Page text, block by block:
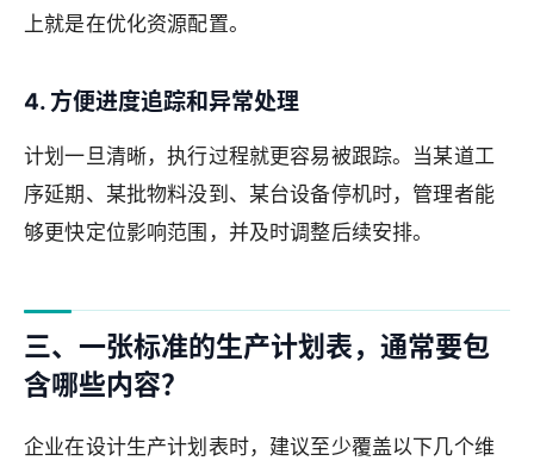
上就是在优化资源配置。
4. 方便进度追踪和异常处理
计划一旦清晰，执行过程就更容易被跟踪。当某道工
序延期、某批物料没到、某台设备停机时，管理者能
够更快定位影响范围，并及时调整后续安排。
三、一张标准的生产计划表，通常要包
含哪些内容？
企业在设计生产计划表时，建议至少覆盖以下几个维